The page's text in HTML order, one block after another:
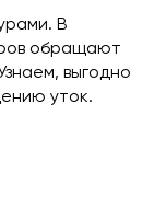
В
обращают
выгодно
уток.